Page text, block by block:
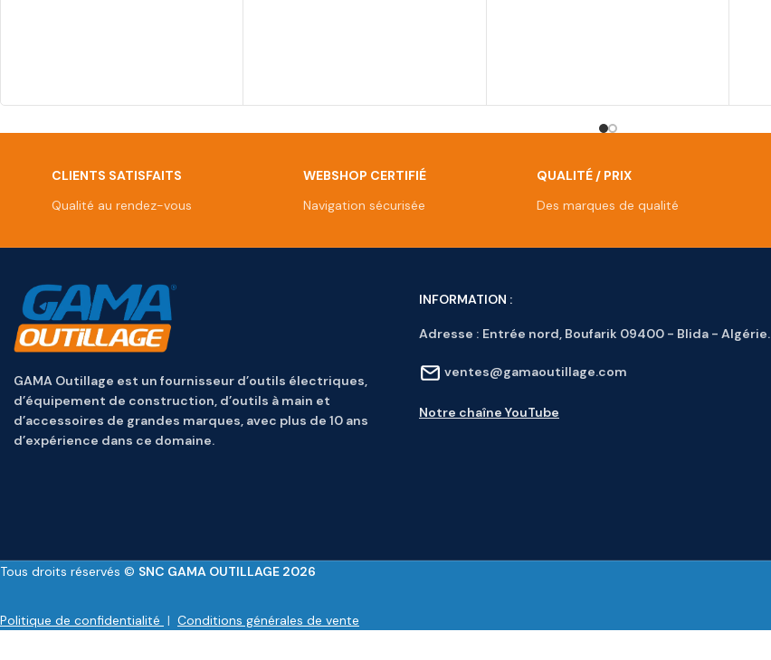
CLIENTS SATISFAITS
Qualité au rendez-vous
WEBSHOP CERTIFIÉ
Navigation sécurisée
QUALITÉ / PRIX
Des marques de qualité
GAMA Outillage est un fournisseur d’outils électriques,
d’équipement de construction, d’outils à main et
d’accessoires de grandes marques, avec plus de 10 ans
d’expérience dans ce domaine.
INFORMATION :
Adresse : Entrée nord, Boufarik 09400 - Blida - Algérie.
ventes@gamaoutillage.com
Notre chaîne YouTube
Tous droits réservés © SNC GAMA OUTILLAGE 2026
Politique de confidentialité | Conditions générales de vente